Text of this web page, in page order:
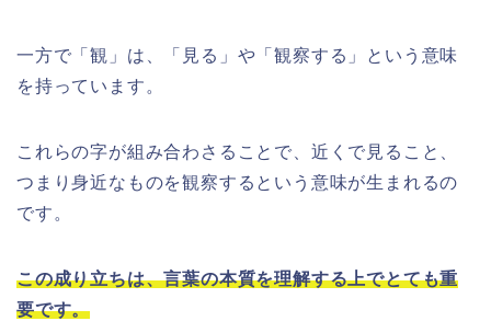
一方で「観」は、「見る」や「観察する」という意味
を持っています。
これらの字が組み合わさることで、近くで見ること、
つまり身近なものを観察するという意味が生まれるの
です。
この成り立ちは、言葉の本質を理解する上でとても重
要です。